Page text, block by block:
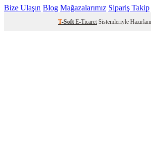
Bize Ulaşın Blog Mağazalarımız Sipariş Takip
T-Soft E-Ticaret Sistemleriyle